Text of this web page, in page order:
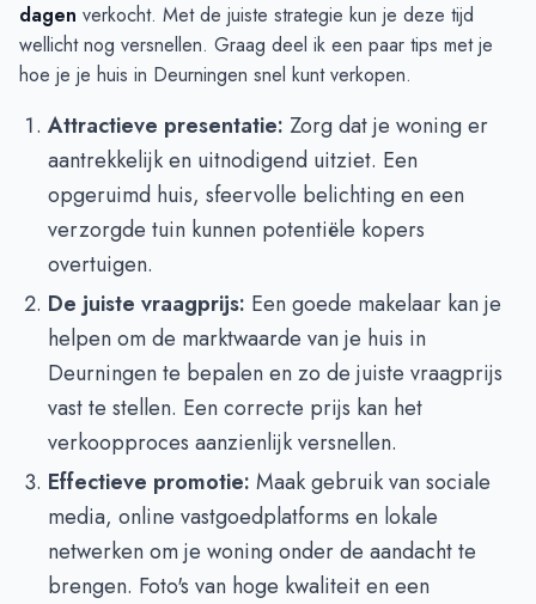
dagen verkocht. Met de juiste strategie kun je deze tijd
wellicht nog versnellen. Graag deel ik een paar tips met je
hoe je je huis in Deurningen snel kunt verkopen.
Attractieve presentatie: Zorg dat je woning er
aantrekkelijk en uitnodigend uitziet. Een
opgeruimd huis, sfeervolle belichting en een
verzorgde tuin kunnen potentiële kopers
overtuigen.
De juiste vraagprijs: Een goede makelaar kan je
helpen om de marktwaarde van je huis in
Deurningen te bepalen en zo de juiste vraagprijs
vast te stellen. Een correcte prijs kan het
verkoopproces aanzienlijk versnellen.
Effectieve promotie: Maak gebruik van sociale
media, online vastgoedplatforms en lokale
netwerken om je woning onder de aandacht te
brengen. Foto's van hoge kwaliteit en een